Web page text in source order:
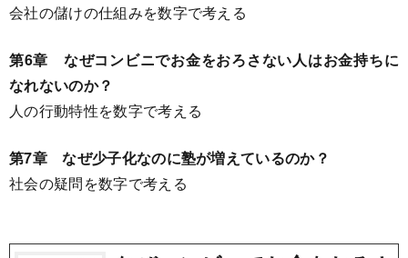
会社の儲けの仕組みを数字で考える
第6章 なぜコンビニでお金をおろさない人はお金持ちに
なれないのか？
人の行動特性を数字で考える
第7章 なぜ少子化なのに塾が増えているのか？
社会の疑問を数字で考える